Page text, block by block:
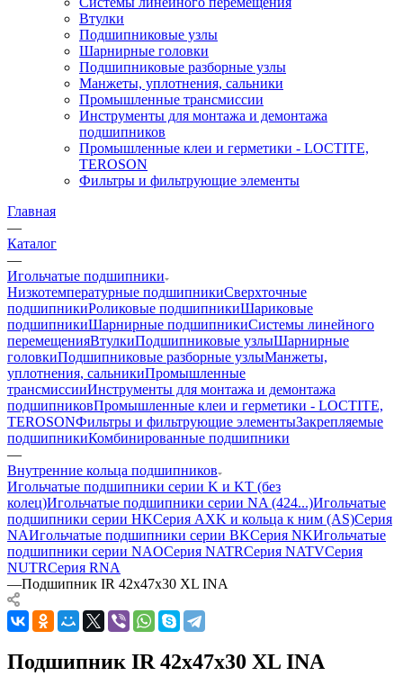
Втулки
Подшипниковые узлы
Шарнирные головки
Подшипниковые разборные узлы
Манжеты, уплотнения, сальники
Промышленные трансмиссии
Инструменты для монтажа и демонтажа
подшипников
Промышленные клеи и герметики - LOCTITE,
TEROSON
Фильтры и фильтрующие элементы
Главная
—
Каталог
—
Игольчатые подшипники
Низкотемпературные подшипникиСверхточные
подшипникиРоликовые подшипникиШариковые
подшипникиШарнирные подшипникиСистемы линейного
перемещенияВтулкиПодшипниковые узлыШарнирные
головкиПодшипниковые разборные узлыМанжеты,
уплотнения, сальникиПромышленные
трансмиссииИнструменты для монтажа и демонтажа
подшипниковПромышленные клеи и герметики - LOCTITE,
TEROSONФильтры и фильтрующие элементыЗакрепляемые
подшипникиКомбинированные подшипники
—
Внутренние кольца подшипников
Игольчатые подшипники серии K и KT (без
колец)Игольчатые подшипники серии NA (424...)Игольчатые
подшипники серии HKСерия AXK и кольца к ним (AS)Серия
NAИгольчатые подшипники серии BKСерия NKИгольчатые
подшипники серии NAOСерия NATRСерия NATVСерия
NUTRСерия RNA
—Подшипник IR 42x47x30 XL INA
Подшипник IR 42x47x30 XL INA